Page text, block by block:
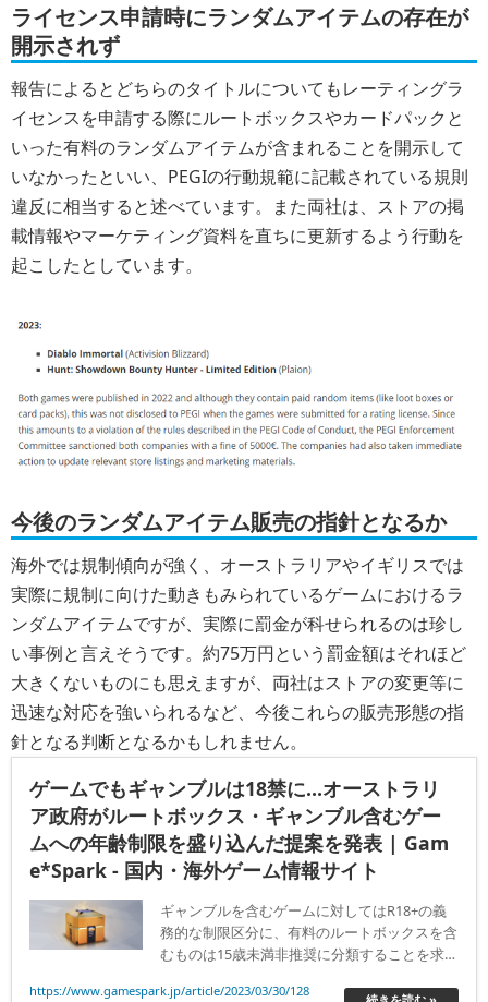
ライセンス申請時にランダムアイテムの存在が
開示されず
報告によるとどちらのタイトルについてもレーティングラ
イセンスを申請する際にルートボックスやカードパックと
いった有料のランダムアイテムが含まれることを開示して
いなかったといい、PEGIの行動規範に記載されている規則
違反に相当すると述べています。また両社は、ストアの掲
載情報やマーケティング資料を直ちに更新するよう行動を
起こしたとしています。
今後のランダムアイテム販売の指針となるか
海外では規制傾向が強く、オーストラリアやイギリスでは
実際に規制に向けた動きもみられているゲームにおけるラ
ンダムアイテムですが、実際に罰金が科せられるのは珍し
い事例と言えそうです。約75万円という罰金額はそれほど
大きくないものにも思えますが、両社はストアの変更等に
迅速な対応を強いられるなど、今後これらの販売形態の指
針となる判断となるかもしれません。
ゲームでもギャンブルは18禁に…オーストラリ
ア政府がルートボックス・ギャンブル含むゲー
ムへの年齢制限を盛り込んだ提案を発表 | Gam
e*Spark - 国内・海外ゲーム情報サイト
ギャンブルを含むゲームに対してはR18+の義
務的な制限区分に、有料のルートボックスを含
むものは15歳未満非推奨に分類することを求め
https://www.gamespark.jp/article/2023/03/30/128